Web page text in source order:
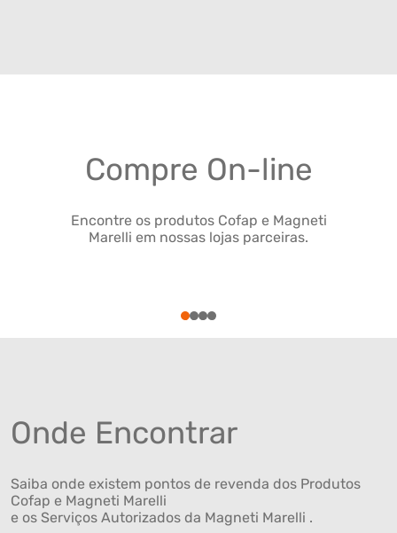
Compre On-line
Encontre os produtos Cofap e Magneti
Marelli em nossas lojas parceiras.
1234
Onde Encontrar
Saiba onde existem pontos de revenda dos Produtos
Cofap e Magneti Marelli
e os Serviços Autorizados da Magneti Marelli .